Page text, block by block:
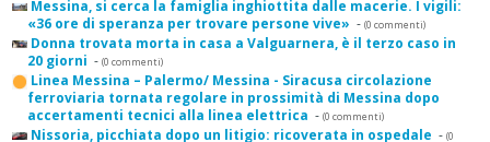
Messina, si cerca la famiglia inghiottita dalle macerie. I vigili:
«36 ore di speranza per trovare persone vive» - (0 commenti)
Donna trovata morta in casa a Valguarnera, è il terzo caso in
20 giorni - (0 commenti)
Linea Messina – Palermo/ Messina - Siracusa circolazione
ferroviaria tornata regolare in prossimità di Messina dopo
accertamenti tecnici alla linea elettrica - (0 commenti)
Nissoria, picchiata dopo un litigio: ricoverata in ospedale - (0